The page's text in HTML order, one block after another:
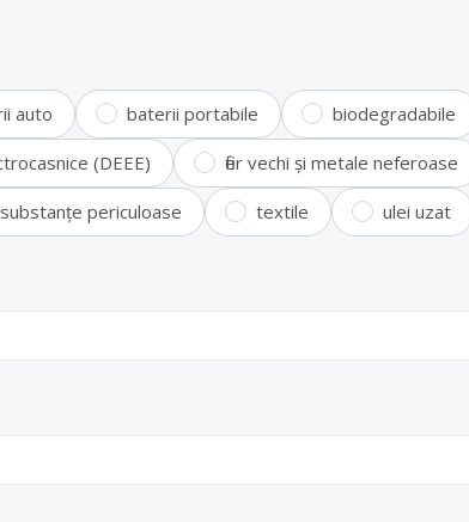
auto baterii portabile biodegradabile
(DEEE) fier vechi și metale neferoase
substanțe periculoase textile ulei uzat